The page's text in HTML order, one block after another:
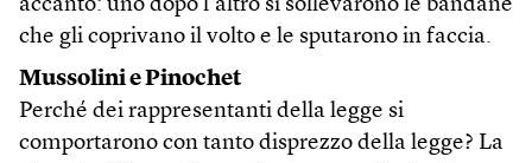
accanto: uno dopo l’altro si sollevarono le bandane
che gli coprivano il volto e le sputarono in faccia.
Mussolini e Pinochet
Perché dei rappresentanti della legge si
comportarono con tanto disprezzo della legge? La